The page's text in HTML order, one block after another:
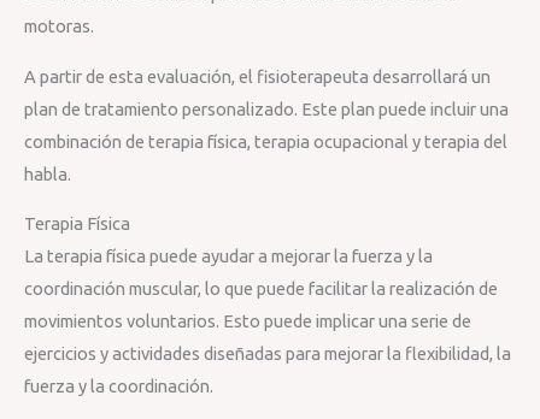
motoras.
A partir de esta evaluación, el fisioterapeuta desarrollará un
plan de tratamiento personalizado. Este plan puede incluir una
combinación de terapia física, terapia ocupacional y terapia del
habla.
Terapia Física
La terapia física puede ayudar a mejorar la fuerza y la
coordinación muscular, lo que puede facilitar la realización de
movimientos voluntarios. Esto puede implicar una serie de
ejercicios y actividades diseñadas para mejorar la flexibilidad, la
fuerza y la coordinación.